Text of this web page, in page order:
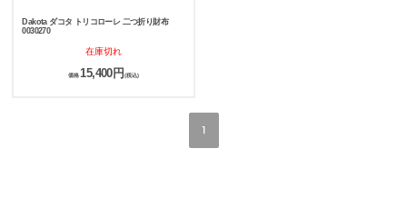
Dakota ダコタ トリコローレ 二つ折り財布
0030270
在庫切れ
価格 15,400円 (税込)
1